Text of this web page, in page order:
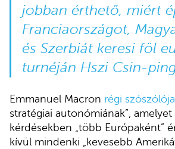
jobban érthető, miért
Franciaországot,
és Szerbiát keresi föl
turnéján Hszi Csin-
Emmanuel Macron régi szószólója
stratégiai autonómiának”,
kérdésekben „több Európaként”
kívül mindenki „kevesebb